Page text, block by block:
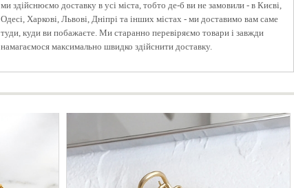
ми здійснюємо доставку в усі міста, тобто де-б ви не замовили - в Києві,
Одесі, Харкові, Львові, Дніпрі та інших містах - ми доставимо вам саме
туди, куди ви побажаєте. Ми старанно перевіряємо товари і завжди
намагаємося максимально швидко здійснити доставку.